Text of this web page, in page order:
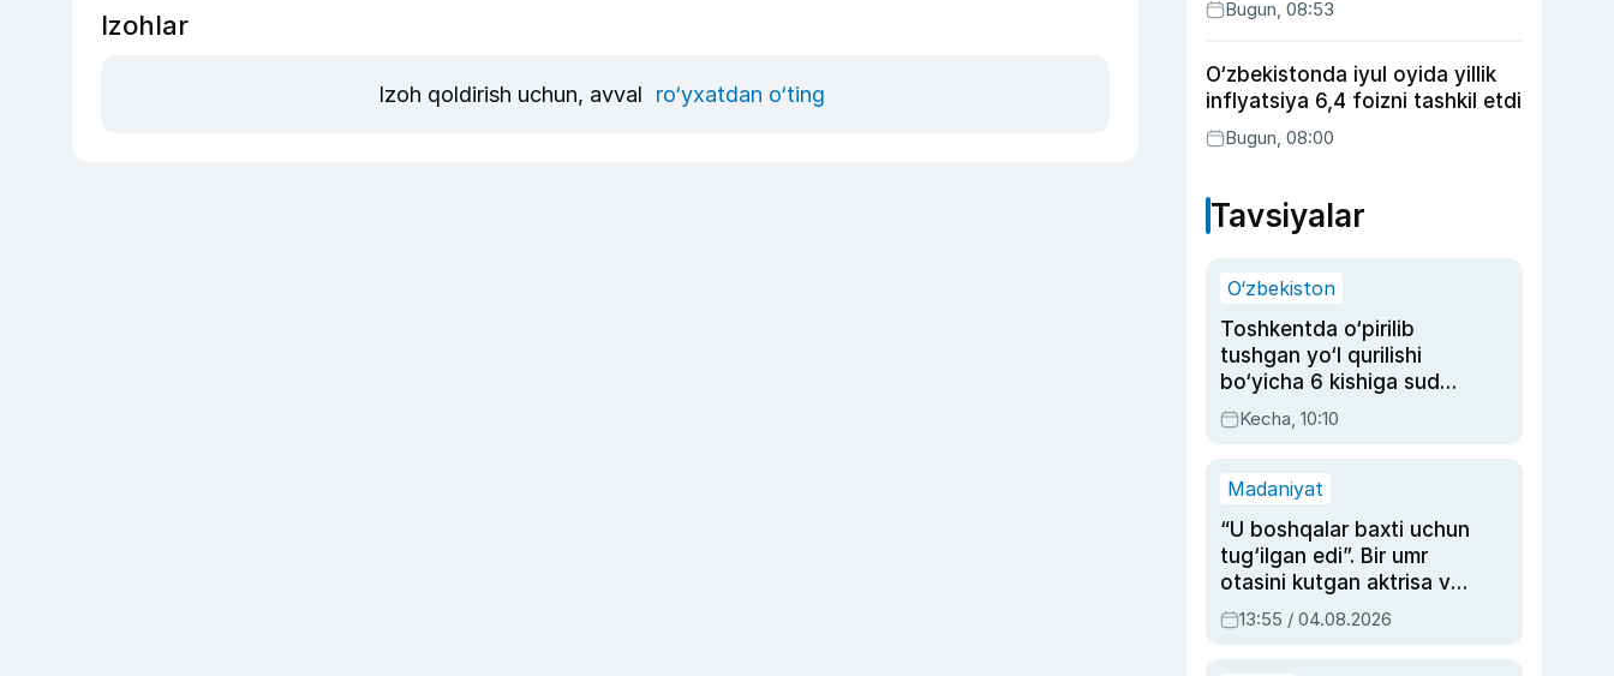
Izohlar
Izoh qoldirish uchun, avval ro‘yxatdan o‘ting
Bugun, 08:53
O‘zbekistonda iyul oyida yillik
inflyatsiya 6,4 foizni tashkil etdi
Bugun, 08:00
Tavsiyalar
O‘zbekiston
Toshkentda o‘pirilib
tushgan yo‘l qurilishi
bo‘yicha 6 kishiga sud
hukmi o‘qildi
Kecha, 10:10
Madaniyat
“U boshqalar baxti uchun
tug‘ilgan edi”. Bir umr
otasini kutgan aktrisa va
dublyaj ustasi Rimma
Ahmedovaning
13:55 / 04.08.2026